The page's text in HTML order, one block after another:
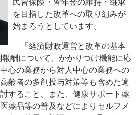
民皆保険・皆年金の維持・継承
を目指した改革への取り組みが
始まろうとしています。
「経済財政運営と改革の基本
酬について、かかりつけ機能に応
心の業務から対人中心の業務への
齢者の多剤投与対策等も含めた適
すること、また、健康サポート薬
薬品等の普及などによりセルフメ